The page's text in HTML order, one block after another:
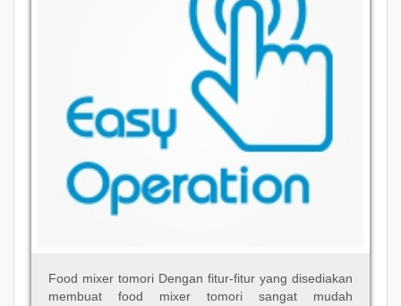
Food mixer tomori Dengan fitur-fitur yang disediakan
membuat food mixer tomori sangat mudah